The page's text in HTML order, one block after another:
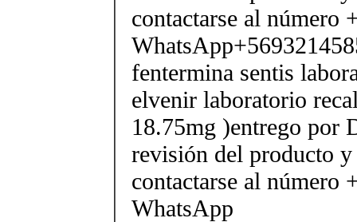
contactarse al número
fentermina sentis
elvenir laboratorio
18.75mg )entrego por
revisión del producto
contactarse al número
WhatsApp